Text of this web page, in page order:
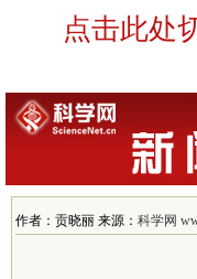
点击此处
作者：贡晓丽 来源： 科学网